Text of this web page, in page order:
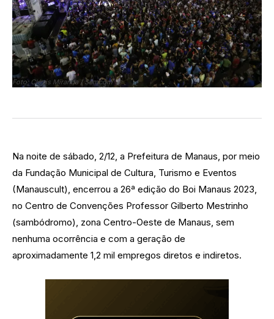
Foto: Clóvis Miranda / Semcom
Na noite de sábado, 2/12, a Prefeitura de Manaus, por meio
da Fundação Municipal de Cultura, Turismo e Eventos
(Manauscult), encerrou a 26ª edição do Boi Manaus 2023,
no Centro de Convenções Professor Gilberto Mestrinho
(sambódromo), zona Centro-Oeste de Manaus, sem
nenhuma ocorrência e com a geração de
aproximadamente 1,2 mil empregos diretos e indiretos.